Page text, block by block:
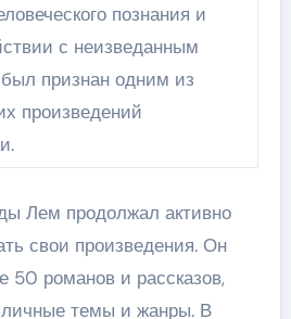
познания и
с неизведанным
признан одним из
произведений
Лем продолжал активно
свои произведения. Он
50 романов и рассказов,
темы и жанры. В